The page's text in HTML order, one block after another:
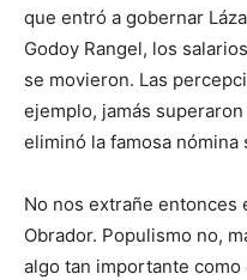
que entró a gobernar
Godoy Rangel, los
se movieron. Las
ejemplo, jamás
eliminó la famosa nómina
No nos extrañe entonces
Obrador. Populismo no,
algo tan importante